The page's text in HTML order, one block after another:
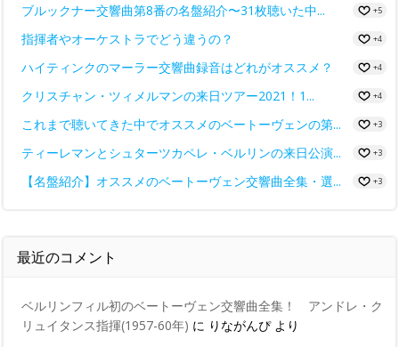
ブルックナー交響曲第8番の名盤紹介〜31枚聴いた中... +5
指揮者やオーケストラでどう違うの？ +4
ハイティンクのマーラー交響曲録音はどれがオススメ？ +4
クリスチャン・ツィメルマンの来日ツアー2021！1... +4
これまで聴いてきた中でオススメのベートーヴェンの第... +3
ティーレマンとシュターツカペレ・ベルリンの来日公演... +3
【名盤紹介】オススメのベートーヴェン交響曲全集・選... +3
最近のコメント
ベルリンフィル初のベートーヴェン交響曲全集！ アンドレ・ク
リュイタンス指揮(1957-60年) に りながんぴより